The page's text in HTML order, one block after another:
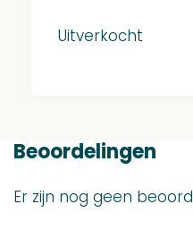
Uitverkocht
Beoordelingen
Er zijn nog geen